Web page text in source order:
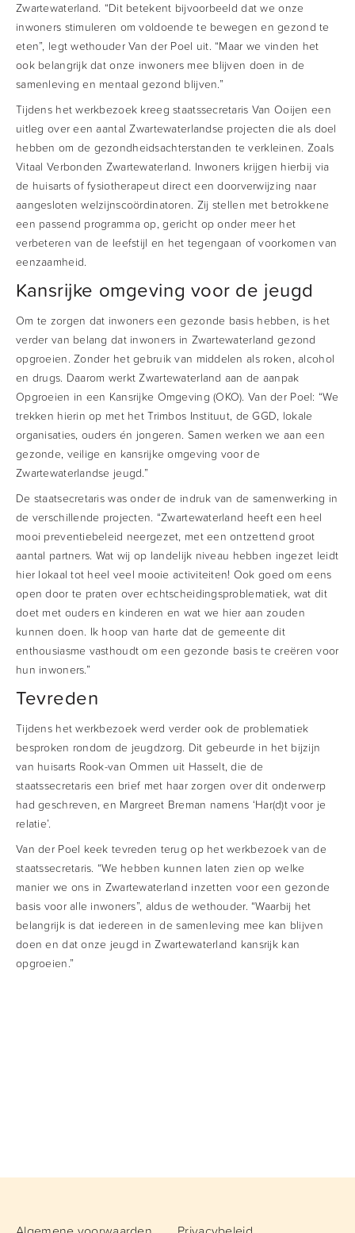
Zwartewaterland. “Dit betekent bijvoorbeeld dat we onze
inwoners stimuleren om voldoende te bewegen en gezond te
eten”, legt wethouder Van der Poel uit. “Maar we vinden het
ook belangrijk dat onze inwoners mee blijven doen in de
samenleving en mentaal gezond blijven.”
Tijdens het werkbezoek kreeg staatssecretaris Van Ooijen een
uitleg over een aantal Zwartewaterlandse projecten die als doel
hebben om de gezondheidsachterstanden te verkleinen. Zoals
Vitaal Verbonden Zwartewaterland. Inwoners krijgen hierbij via
de huisarts of fysiotherapeut direct een doorverwijzing naar
aangesloten welzijnscoördinatoren. Zij stellen met betrokkene
een passend programma op, gericht op onder meer het
verbeteren van de leefstijl en het tegengaan of voorkomen van
eenzaamheid.
Kansrijke omgeving voor de jeugd
Om te zorgen dat inwoners een gezonde basis hebben, is het
verder van belang dat inwoners in Zwartewaterland gezond
opgroeien. Zonder het gebruik van middelen als roken, alcohol
en drugs. Daarom werkt Zwartewaterland aan de aanpak
Opgroeien in een Kansrijke Omgeving (OKO). Van der Poel: “We
trekken hierin op met het Trimbos Instituut, de GGD, lokale
organisaties, ouders én jongeren. Samen werken we aan een
gezonde, veilige en kansrijke omgeving voor de
Zwartewaterlandse jeugd.”
De staatsecretaris was onder de indruk van de samenwerking in
de verschillende projecten. “Zwartewaterland heeft een heel
mooi preventiebeleid neergezet, met een ontzettend groot
aantal partners. Wat wij op landelijk niveau hebben ingezet leidt
hier lokaal tot heel veel mooie activiteiten! Ook goed om eens
open door te praten over echtscheidingsproblematiek, wat dit
doet met ouders en kinderen en wat we hier aan zouden
kunnen doen. Ik hoop van harte dat de gemeente dit
enthousiasme vasthoudt om een gezonde basis te creëren voor
hun inwoners.”
Tevreden
Tijdens het werkbezoek werd verder ook de problematiek
besproken rondom de jeugdzorg. Dit gebeurde in het bijzijn
van huisarts Rook-van Ommen uit Hasselt, die de
staatssecretaris een brief met haar zorgen over dit onderwerp
had geschreven, en Margreet Breman namens ‘Har(d)t voor je
relatie’.
Van der Poel keek tevreden terug op het werkbezoek van de
staatssecretaris. “We hebben kunnen laten zien op welke
manier we ons in Zwartewaterland inzetten voor een gezonde
basis voor alle inwoners”, aldus de wethouder. “Waarbij het
belangrijk is dat iedereen in de samenleving mee kan blijven
doen en dat onze jeugd in Zwartewaterland kansrijk kan
opgroeien.”